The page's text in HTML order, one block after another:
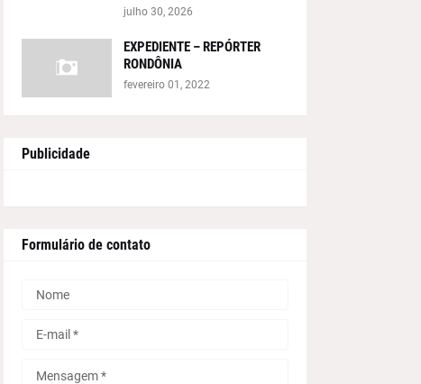
julho 30, 2026
EXPEDIENTE – REPÓRTER
RONDÔNIA
fevereiro 01, 2022
Publicidade
Formulário de contato